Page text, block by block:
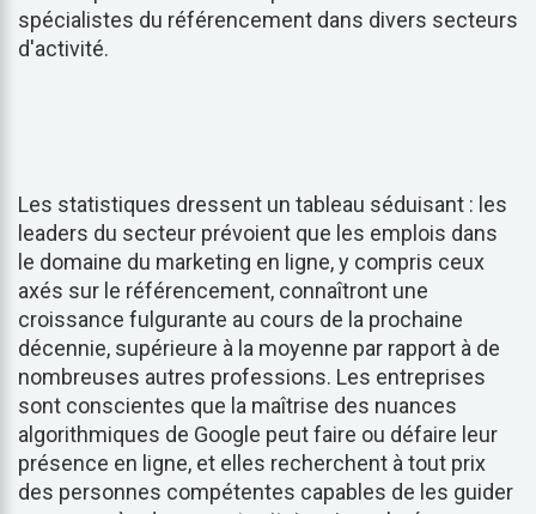
spécialistes du référencement dans divers secteurs
d'activité.
Les statistiques dressent un tableau séduisant : les
leaders du secteur prévoient que les emplois dans
le domaine du marketing en ligne, y compris ceux
axés sur le référencement, connaîtront une
croissance fulgurante au cours de la prochaine
décennie, supérieure à la moyenne par rapport à de
nombreuses autres professions. Les entreprises
sont conscientes que la maîtrise des nuances
algorithmiques de Google peut faire ou défaire leur
présence en ligne, et elles recherchent à tout prix
des personnes compétentes capables de les guider